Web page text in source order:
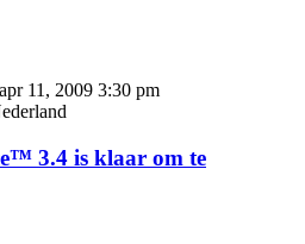
11, 2009 3:30 pm
3.4 is klaar om te